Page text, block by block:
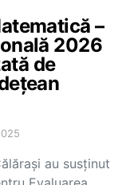
–
2026
de
au susținut